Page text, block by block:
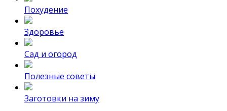
Похудение
Здоровье
Сад и огород
Полезные советы
Заготовки на зиму